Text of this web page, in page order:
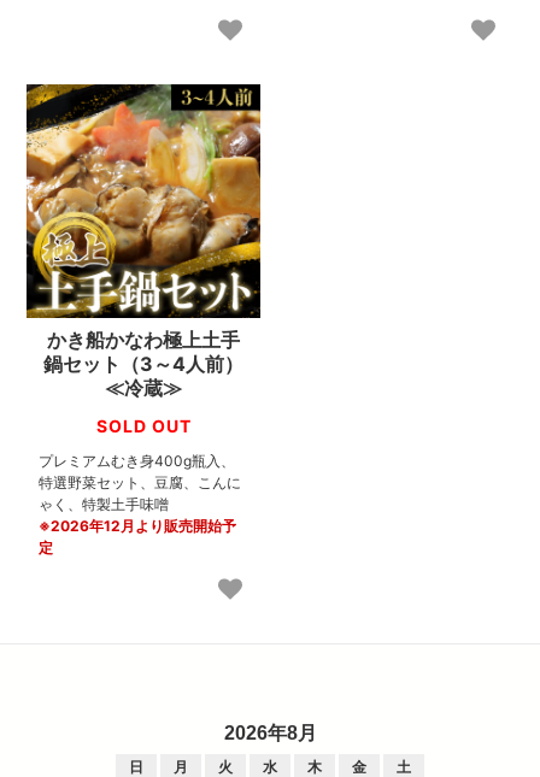
かき船かなわ極上土手
鍋セット（3～4人前）
≪冷蔵≫
SOLD OUT
プレミアムむき身400g瓶入、
特選野菜セット、豆腐、こんに
ゃく、特製土手味噌
※2026年12月より販売開始予
定
2026年8月
日 月 火 水 木 金
土